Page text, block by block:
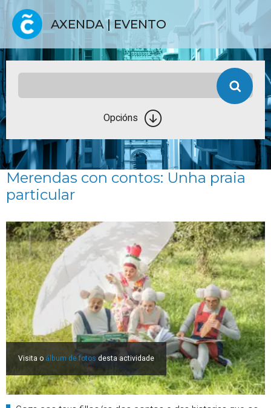
AXENDA | EVENTO
Opcións
Merendas con contos: Unha praia
particular
Visita o álbum de fotos desta actividade